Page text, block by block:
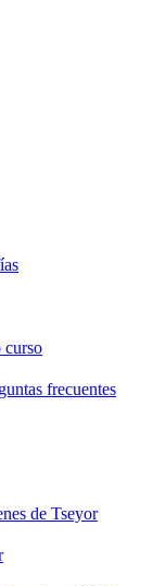
curso
frecuentes
de Tseyor